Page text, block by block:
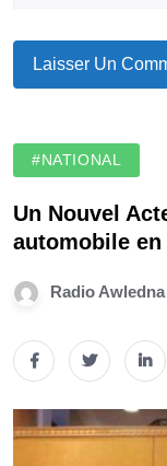
#NATIONAL
Un Nouvel
automobile en
Radio